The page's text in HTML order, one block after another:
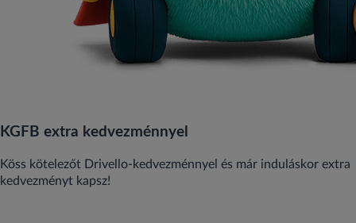
KGFB extra kedvezménnyel
Köss kötelezőt Drivello‑kedvezménnyel és már induláskor extra
kedvezményt kapsz!